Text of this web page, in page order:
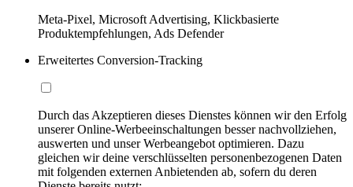
Meta-Pixel, Microsoft Advertising, Klickbasierte
Produktempfehlungen, Ads Defender
Erweitertes Conversion-Tracking
Durch das Akzeptieren dieses Dienstes können wir den Erfolg
unserer Online-Werbeeinschaltungen besser nachvollziehen,
auswerten und unser Werbeangebot optimieren. Dazu
gleichen wir deine verschlüsselten personenbezogenen Daten
mit folgenden externen Anbietenden ab, sofern du deren